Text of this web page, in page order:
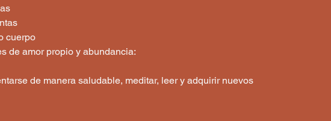
cuerpo
de amor propio y abundancia:
de manera saludable, meditar, leer y adquirir nuevos